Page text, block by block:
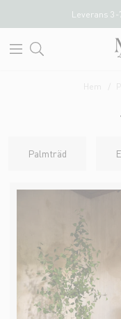
Leverans
Hem
Palmträd